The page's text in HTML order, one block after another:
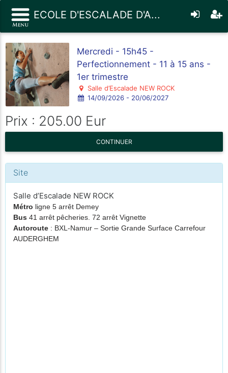
ECOLE D'ESCALADE D'A...
Mercredi - 15h45 -
Perfectionnement - 11 à 15 ans -
1er trimestre
Salle d’Escalade NEW ROCK
14/09/2026 - 20/06/2027
Prix : 205.00 Eur
CONTINUER
Site
Salle d’Escalade NEW ROCK
Métro ligne 5 arrêt Demey
Bus 41 arrêt pêcheries. 72 arrêt Vignette
Autoroute : BXL-Namur – Sortie Grande Surface Carrefour
AUDERGHEM